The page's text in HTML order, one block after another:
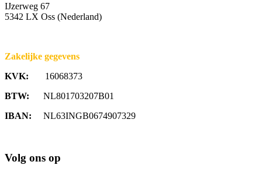
IJzerweg 67
5342 LX Oss (Nederland)
Zakelijke gegevens
KVK: 16068373
BTW: NL801703207B01
IBAN: NL63INGB0674907329
Volg ons op